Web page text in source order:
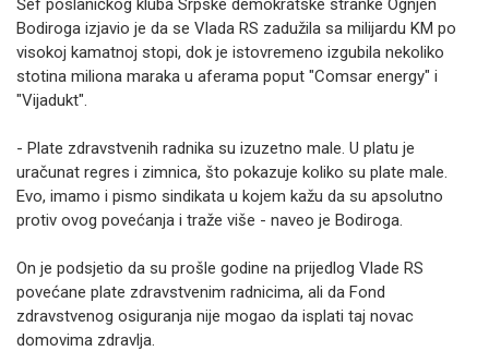
Šef poslaničkog kluba Srpske demokratske stranke Ognjen
Bodiroga izjavio je da se Vlada RS zadužila sa milijardu KM po
visokoj kamatnoj stopi, dok je istovremeno izgubila nekoliko
stotina miliona maraka u aferama poput "Comsar energy" i
"Vijadukt".
- Plate zdravstvenih radnika su izuzetno male. U platu je
uračunat regres i zimnica, što pokazuje koliko su plate male.
Evo, imamo i pismo sindikata u kojem kažu da su apsolutno
protiv ovog povećanja i traže više - naveo je Bodiroga.
On je podsjetio da su prošle godine na prijedlog Vlade RS
povećane plate zdravstvenim radnicima, ali da Fond
zdravstvenog osiguranja nije mogao da isplati taj novac
domovima zdravlja.